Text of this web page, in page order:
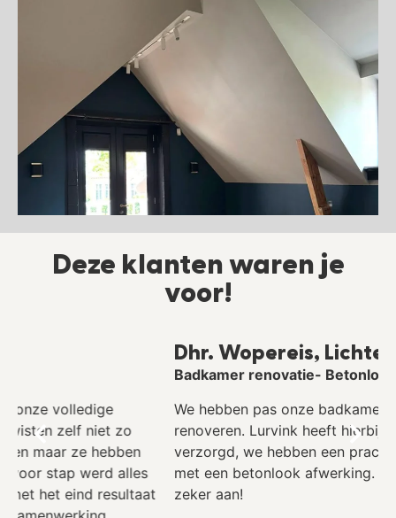
Deze klanten waren je
voor!
Dhr. Wopereis, Lichtenvoorde
Badkamer renovatie- Betonlook afwerking
We hebben pas onze badkamer volledig laten
renoveren. Lurvink heeft hierbij het stucwerk
verzorgd, we hebben een prachtig strakke badkamer
met een betonlook afwerking. We raden Lurvink
zeker aan!